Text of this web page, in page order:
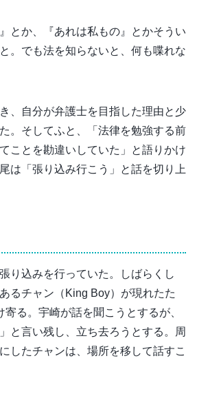
とか、『あれは私もの』とかそうい
。でも法を知らないと、何も喋れな
、自分が弁護士を目指した理由と少
。そしてふと、「法律を勉強する前
ことを勘違いしていた」と語りかけ
は「張り込み行こう」と話を切り上
り込みを行っていた。しばらくし
るチャン（King Boy）が現れたた
る。宇崎が話を聞こうとするが、
と言い残し、立ち去ろうとする。周
したチャンは、場所を移して話すこ